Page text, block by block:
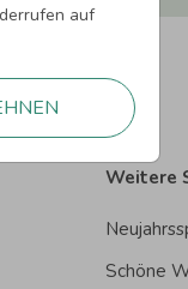
auf
Weitere
Schöne